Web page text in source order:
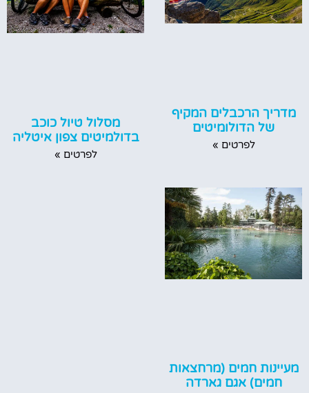
מדריך הרכבלים המקיף
של הדולומיטים
לפרטים »
מסלול טיול כוכב
בדולמיטים צפון איטליה
לפרטים »
מעיינות חמים (מרחצאות
חמים) אגם גארדה